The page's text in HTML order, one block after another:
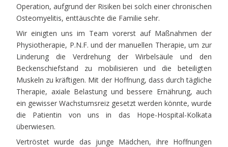
Operation, aufgrund der Risiken bei solch einer chronischen
Osteomyelitis, enttäuschte die Familie sehr.
Wir einigten uns im Team vorerst auf Maßnahmen der
Physiotherapie, P.N.F. und der manuellen Therapie, um zur
Linderung die Verdrehung der Wirbelsäule und den
Beckenschiefstand zu mobilisieren und die beteiligten
Muskeln zu kräftigen. Mit der Hoffnung, dass durch tägliche
Therapie, axiale Belastung und bessere Ernährung, auch
ein gewisser Wachstumsreiz gesetzt werden könnte, wurde
die Patientin von uns in das Hope-Hospital-Kolkata
überwiesen.
Vertröstet wurde das junge Mädchen, ihre Hoffnungen